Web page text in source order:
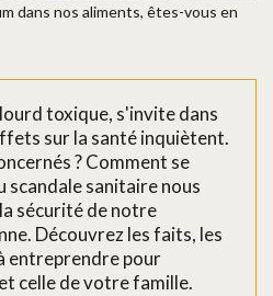
dans nos aliments, êtes-vous en
toxique, s'invite dans
sur la santé inquiètent.
? Comment se
scandale sanitaire nous
sécurité de notre
Découvrez les faits, les
entreprendre pour
celle de votre famille.